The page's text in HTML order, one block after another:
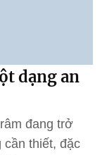
dạng an
đang trở
cần thiết, đặc